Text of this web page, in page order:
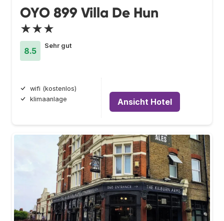
OYO 899 Villa De Hun
★★★
8.5
Sehr gut
wifi (kostenlos)
klimaanlage
Ansicht Hotel